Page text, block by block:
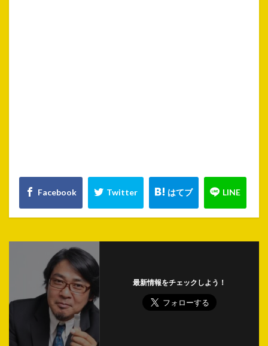
最新情報をチェックしよう！